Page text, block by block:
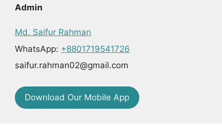
Admin
Md. Saifur Rahman
WhatsApp: +8801719541726
saifur.rahman02@gmail.com
Download Our Mobile App